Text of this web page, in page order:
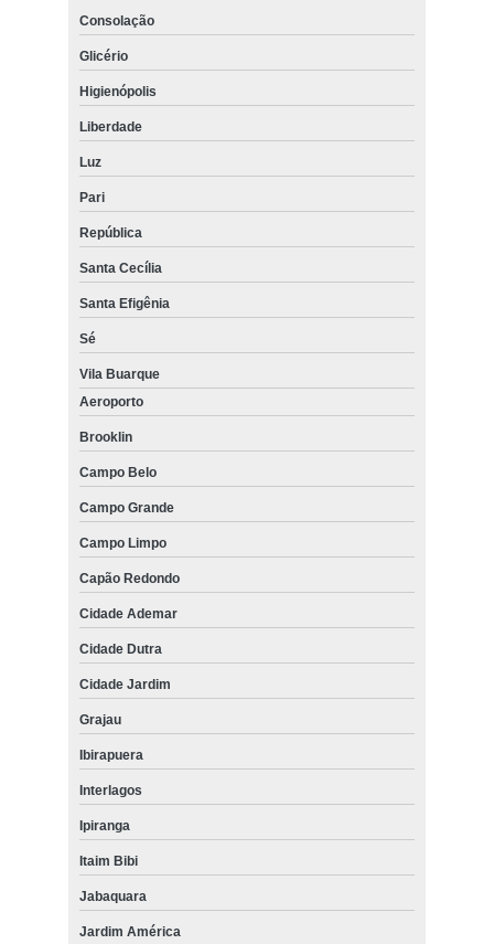
Consolação
Glicério
Higienópolis
Liberdade
Luz
Pari
República
Santa Cecília
Santa Efigênia
Sé
Vila Buarque
Aeroporto
Brooklin
Campo Belo
Campo Grande
Campo Limpo
Capão Redondo
Cidade Ademar
Cidade Dutra
Cidade Jardim
Grajau
Ibirapuera
Interlagos
Ipiranga
Itaim Bibi
Jabaquara
Jardim América